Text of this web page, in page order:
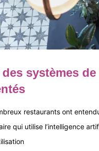
des systèmes
restaurants ont
qui utilise l’intelligence